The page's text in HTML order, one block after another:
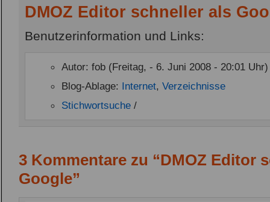
DMOZ Editor schneller als
Benutzerinformation und Links:
Autor: fob (Freitag, - 6. Juni 2008 - 20:01 Uhr)
Blog-Ablage: Internet, Verzeichnisse
Stichwortsuche /
3 Kommentare zu “DMOZ Editor
Google”